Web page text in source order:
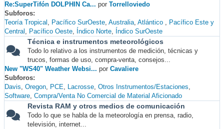
Re:SuperTifón DOLPHIN Ca... por Torrelloviedo
Subforos
Teoría Tropical
Pacífico SurOeste Australia Atlántico
Pacífico Este y
Central
Pacífico Oeste Índico Norte Índico SurOeste
Técnica e instrumentos meteorológicos
Todo lo relativo a los instrumentos de medición, técnicas y
trucos, formas de uso, compra-venta, consejos...
New "WS40" Weather Websi... por Cavaliere
Subforos
Davis Oregon PCE Lacrosse Otros Instrumentos/Estaciones
Software Compra/Venta No Comercial de Material Aficionado
Revista RAM y otros medios de comunicación
Todo lo que se habla de la meteorología en prensa, radio,
televisión, internet...